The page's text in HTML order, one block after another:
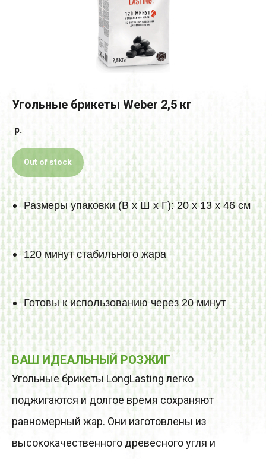
Угольные брикеты Weber 2,5 кг
р.
Out of stock
Размеры упаковки (В х Ш х Г): 20 х 13 х 46 см
120 минут стабильного жара
Готовы к использованию через 20 минут
ВАШ ИДЕАЛЬНЫЙ РОЗЖИГ
Угольные брикеты LongLasting легко
поджигаются и долгое время сохраняют
равномерный жар. Они изготовлены из
высококачественного древесного угля и